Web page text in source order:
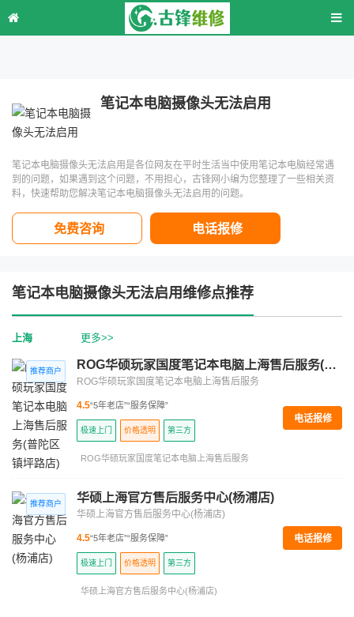
笔记本电脑摄像头无法启用
笔记本电脑摄像头无法启用是各位网友在平时生活当中使用笔记本电脑经常遇
到的问题，如果遇到这个问题，不用担心，古锋网小编为您整理了一些相关资
料，快速帮助您解决笔记本电脑摄像头无法启用的问题。
免费咨询 电话报修
笔记本电脑摄像头无法启用维修点推荐
上海 更多>>
ROG华硕玩家国度笔记本电脑上海售后服务(普陀区镇坪路店)
ROG华硕玩家国度笔记本电脑上海售后服务
4.5“5年老店”“服务保障”
极速上门 价格透明 第三方
ROG华硕玩家国度笔记本电脑上海售后服务
电话报修
华硕上海官方售后服务中心(杨浦店)
华硕上海官方售后服务中心(杨浦店)
4.5“5年老店”“服务保障”
极速上门 价格透明 第三方
华硕上海官方售后服务中心(杨浦店)
电话报修